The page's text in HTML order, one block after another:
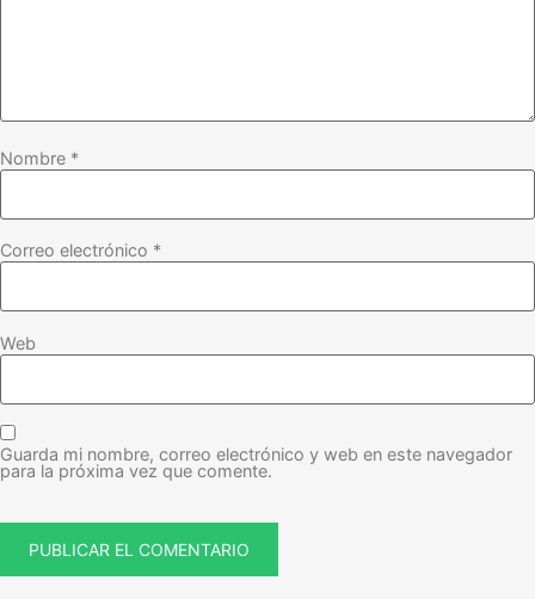
Nombre *
Correo electrónico *
Web
Guarda mi nombre, correo electrónico y web en este navegador
para la próxima vez que comente.